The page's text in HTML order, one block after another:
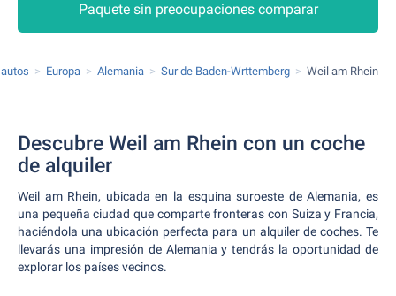
Paquete sin preocupaciones comparar
Europa Alemania Sur de Baden-Wrttemberg Weil am Rhein
Descubre Weil am Rhein con un coche
de alquiler
Weil am Rhein, ubicada en la esquina suroeste de Alemania, es
una pequeña ciudad que comparte fronteras con Suiza y Francia,
haciéndola una ubicación perfecta para un alquiler de coches. Te
llevarás una impresión de Alemania y tendrás la oportunidad de
explorar los países vecinos.